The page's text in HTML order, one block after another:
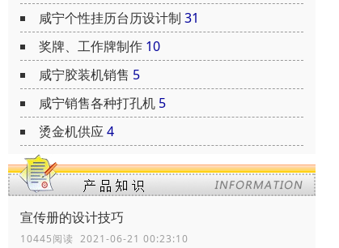
咸宁个性挂历台历设计制 31
奖牌、工作牌制作 10
咸宁胶装机销售 5
咸宁销售各种打孔机 5
烫金机供应4
宣传册的设计技巧
10445阅读 2021-06-21 00:23:10